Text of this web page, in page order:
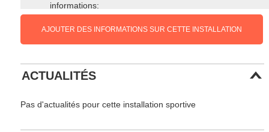
informations:
AJOUTER DES INFORMATIONS SUR CETTE INSTALLATION
ACTUALITÉS
Pas d'actualités pour cette installation sportive